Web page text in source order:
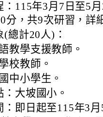
：115年3月7日至5
分，共9次研習，詳
(總計20人)：
教學支援教師。
校教師。
中小學生。
：大坡國小。
：即日起至115年3